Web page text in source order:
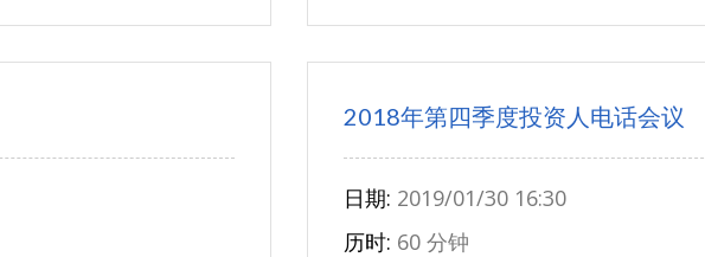
2018年第四季度投资人电话会议
日期: 2019/01/30 16:30
历时: 60 分钟